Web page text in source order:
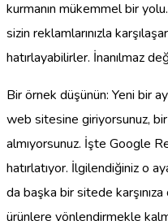
kurmanın mükemmel bir
sizin reklamlarınızla
hatırlayabilirler. İnanılmaz
Bir örnek düşünün: Yeni bir
web sitesine giriyorsunuz,
almıyorsunuz. İşte Google
hatırlatıyor. İlgilendiğiniz o
da başka bir sitede
ürünlere yönlendirmekle